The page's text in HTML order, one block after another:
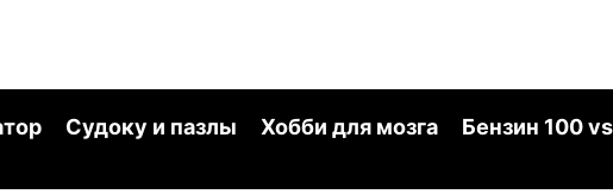
Судоку и пазлы Хобби для мозга
Бензин 100